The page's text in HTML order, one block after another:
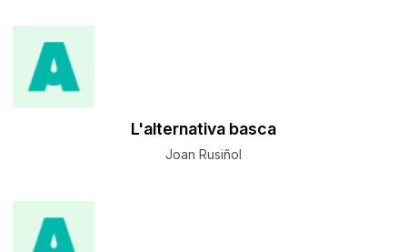
L'alternativa basca
Joan Rusiñol